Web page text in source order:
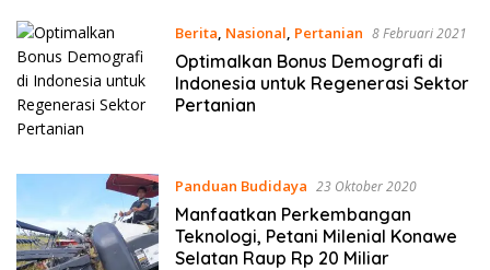
Berita, Nasional, Pertanian 8 Februari 2021
Optimalkan Bonus Demografi di
Indonesia untuk Regenerasi Sektor
Pertanian
Panduan Budidaya 23 Oktober 2020
Manfaatkan Perkembangan
Teknologi, Petani Milenial Konawe
Selatan Raup Rp 20 Miliar